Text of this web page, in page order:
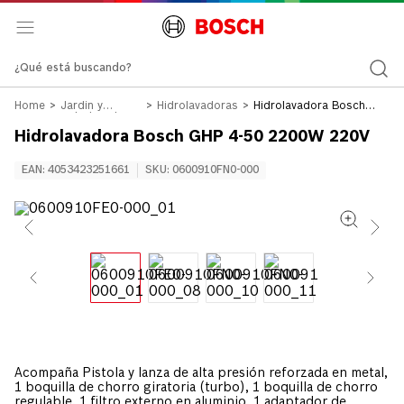
Jardín y
Hidrolavadoras
Hidrolavadora Bosch
Hidrolavadora Bosch GHP 4-50 2200W 220V
EAN : 4053423251661 SKU: 0600910FN0-000
Acompaña Pistola y lanza de alta presión reforzada en metal,
1 boquilla de chorro giratoria (turbo), 1 boquilla de chorro